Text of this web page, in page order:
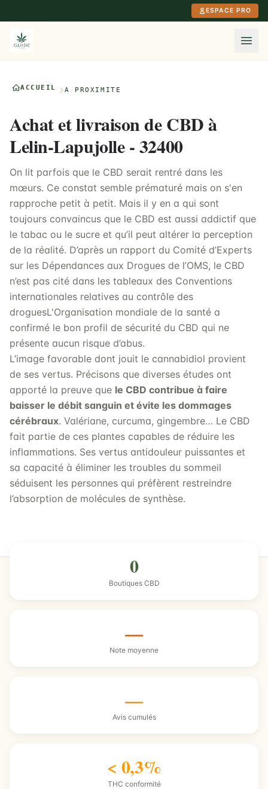
ESPACE PRO
ACCUEIL À PROXIMITÉ
Achat et livraison de CBD à
Lelin-Lapujolle - 32400
On lit parfois que le CBD serait rentré dans les
mœurs. Ce constat semble prématuré mais on s'en
rapproche petit à petit. Mais il y en a qui sont
toujours convaincus que le CBD est aussi addictif que
le tabac ou le sucre et qu’il peut altérer la perception
de la réalité. D’après un rapport du Comité d’Experts
sur les Dépendances aux Drogues de l’OMS, le CBD
n’est pas cité dans les tableaux des Conventions
internationales relatives au contrôle des
droguesL'Organisation mondiale de la santé a
confirmé le bon profil de sécurité du CBD qui ne
présente aucun risque d’abus.
L’image favorable dont jouit le cannabidiol provient
de ses vertus. Précisons que diverses études ont
apporté la preuve que le CBD contribue à faire
baisser le débit sanguin et évite les dommages
cérébraux. Valériane, curcuma, gingembre… Le CBD
fait partie de ces plantes capables de réduire les
inflammations. Ses vertus antidouleur puissantes et
sa capacité à éliminer les troubles du sommeil
séduisent les personnes qui préfèrent restreindre
l’absorption de molécules de synthèse.
0
Boutiques CBD
—
Note moyenne
—
Avis cumulés
< 0,3%
THC conformité